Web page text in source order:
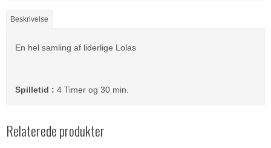
Beskrivelse
En hel samling af liderlige Lolas
Spilletid : 4 Timer og 30 min.
Relaterede produkter